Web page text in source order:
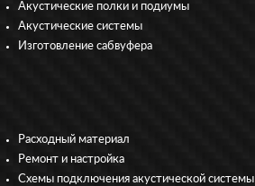
Акустические полки и подиумы
Акустические системы
Изготовление сабвуфера
Расходный материал
Ремонт и настройка
Схемы подключения акустической системы